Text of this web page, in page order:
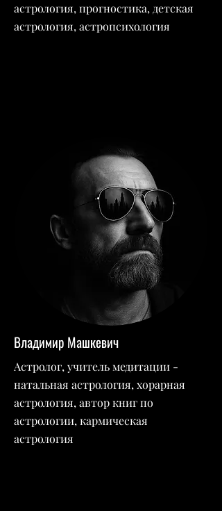
астрология, прогностика, детская
астрология, астропсихология
Владимир Машкевич
Астролог, учитель медитации -
натальная астрология, хорарная
астрология, автор книг по
астрологии, кармическая
астрология